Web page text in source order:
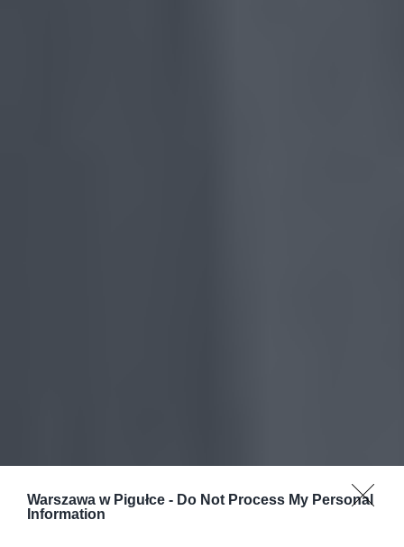
Warszawa w Pigułce - Do Not Process My Personal
Information